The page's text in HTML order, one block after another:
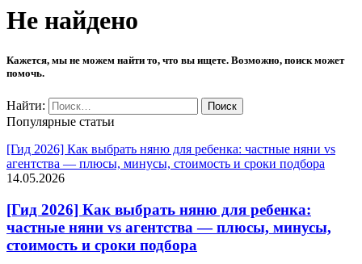
Не найдено
Кажется, мы не можем найти то, что вы ищете. Возможно, поиск может
помочь.
Найти:
Популярные статьи
[Гид 2026] Как выбрать няню для ребенка: частные няни vs
агентства — плюсы, минусы, стоимость и сроки подбора
14.05.2026
[Гид 2026] Как выбрать няню для ребенка:
частные няни vs агентства — плюсы, минусы,
стоимость и сроки подбора